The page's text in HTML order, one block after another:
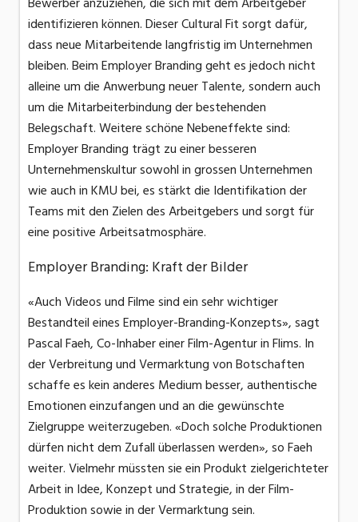
identifizieren können. Dieser Cultural Fit sorgt dafür,
dass neue Mitarbeitende langfristig im Unternehmen
bleiben. Beim Employer Branding geht es jedoch nicht
alleine um die Anwerbung neuer Talente, sondern auch
um die Mitarbeiterbindung der bestehenden
Belegschaft. Weitere schöne Nebeneffekte sind:
Employer Branding trägt zu einer besseren
Unternehmenskultur sowohl in grossen Unternehmen
wie auch in KMU bei, es stärkt die Identifikation der
Teams mit den Zielen des Arbeitgebers und sorgt für
eine positive Arbeitsatmosphäre.
Employer Branding: Kraft der Bilder
«Auch Videos und Filme sind ein sehr wichtiger
Bestandteil eines Employer-Branding-Konzepts», sagt
Pascal Faeh, Co-Inhaber einer Film-Agentur in Flims. In
der Verbreitung und Vermarktung von Botschaften
schaffe es kein anderes Medium besser, authentische
Emotionen einzufangen und an die gewünschte
Zielgruppe weiterzugeben. «Doch solche Produktionen
dürfen nicht dem Zufall überlassen werden», so Faeh
weiter. Vielmehr müssten sie ein Produkt zielgerichteter
Arbeit in Idee, Konzept und Strategie, in der Film-
Produktion sowie in der Vermarktung sein.